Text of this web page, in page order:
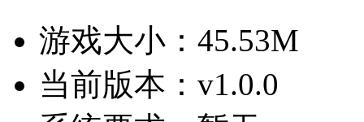
游戏大小： 45.53M
当前版本： v1.0.0